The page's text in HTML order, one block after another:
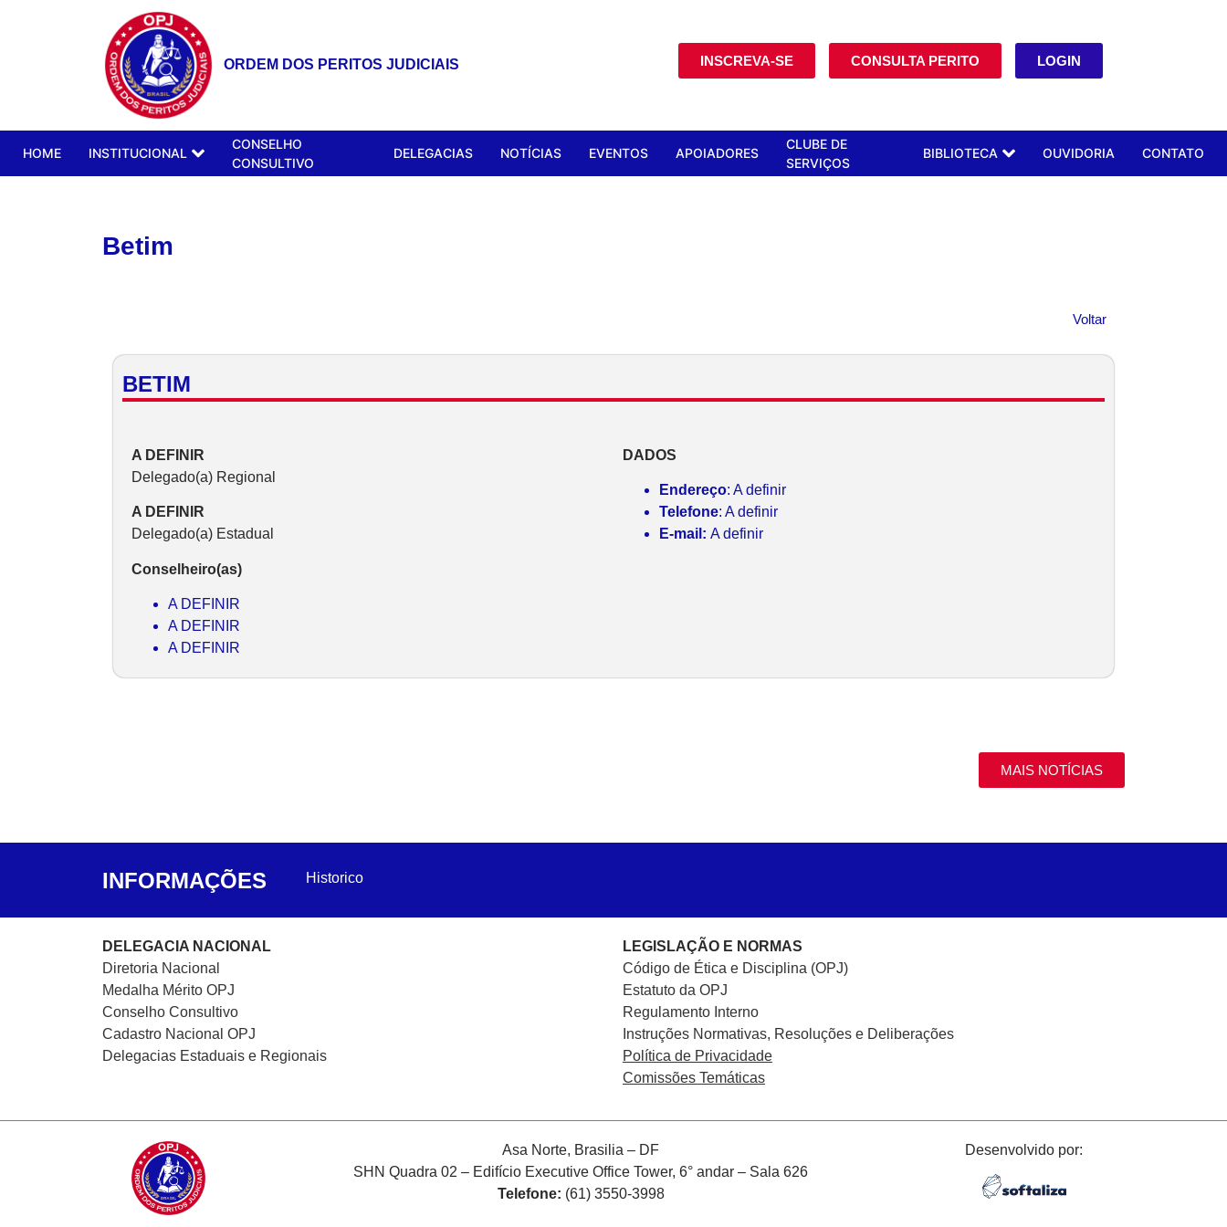
ORDEM DOS PERITOS JUDICIAIS INSCREVA-SE CONSULTA PERITO LOGIN
HOME INSTITUCIONAL
CONSELHO
CONSULTIVO
DELEGACIAS NOTÍCIAS EVENTOS APOIADORES
CLUBE DE
SERVIÇOS
BIBLIOTECA OUVIDORIA CONTATO
Betim
Voltar
BETIM
A DEFINIR
Delegado(a) Regional
A DEFINIR
Delegado(a) Estadual
Conselheiro(as)
A DEFINIR
A DEFINIR
A DEFINIR
DADOS
Endereço: A definir
Telefone: A definir
E-mail: A definir
MAIS NOTÍCIAS
INFORMAÇÕES Historico
DELEGACIA NACIONAL
Diretoria Nacional
Medalha Mérito OPJ
Conselho Consultivo
Cadastro Nacional OPJ
Delegacias Estaduais e Regionais
LEGISLAÇÃO E NORMAS
Código de Ética e Disciplina (OPJ)
Estatuto da OPJ
Regulamento Interno
Instruções Normativas, Resoluções e Deliberações
Política de Privacidade
Comissões Temáticas
Asa Norte, Brasilia – DF
SHN Quadra 02 – Edifício Executive Office Tower, 6° andar – Sala 626
Telefone: (61) 3550-3998
Desenvolvido por: